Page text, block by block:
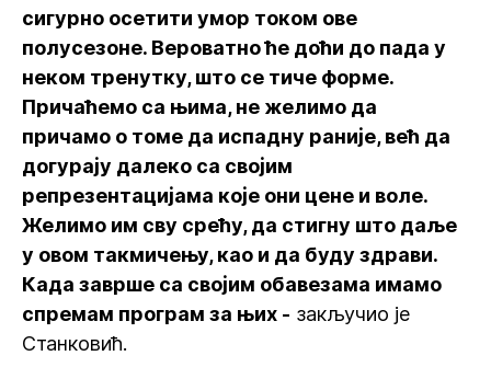
сигурно осетити умор током ове
полусезоне. Вероватно ће доћи до пада у
неком тренутку, што се тиче форме.
Причаћемо са њима, не желимо да
причамо о томе да испадну раније, већ да
догурају далеко са својим
репрезентацијама које они цене и воле.
Желимо им сву срећу, да стигну што даље
у овом такмичењу, као и да буду здрави.
Када заврше са својим обавезама имамо
спремам програм за њих - закључио је
Станковић.